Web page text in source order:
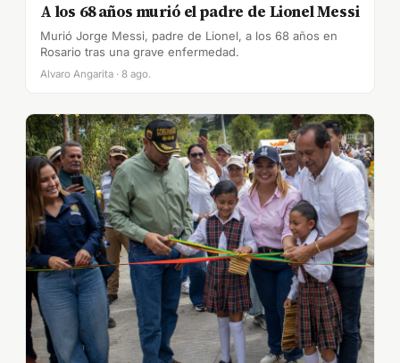
A los 68 años murió el padre de Lionel Messi
Murió Jorge Messi, padre de Lionel, a los 68 años en
Rosario tras una grave enfermedad.
Alvaro Angarita · 8 ago.